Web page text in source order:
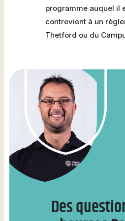
programme auquel il
contrevient à un
Thetford ou du
Des